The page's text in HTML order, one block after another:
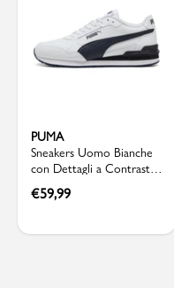
PUMA
Sneakers Uomo Bianche
con Dettagli a Contrasto
Puma ST Runner v4 L
€59,99